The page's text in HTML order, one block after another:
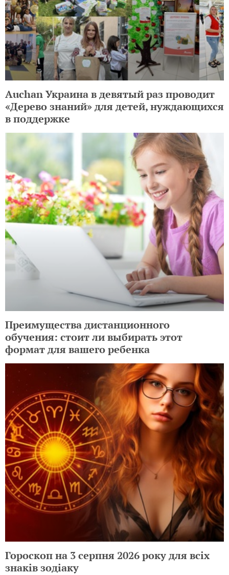
Auchan Украина в девятый раз проводит
«Дерево знаний» для детей, нуждающихся
в поддержке
Преимущества дистанционного
обучения: стоит ли выбирать этот
формат для вашего ребенка
Гороскоп на 3 серпня 2026 року для всіх
знаків зодіаку